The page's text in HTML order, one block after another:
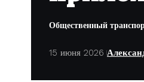
Общественный
15 июня 2026